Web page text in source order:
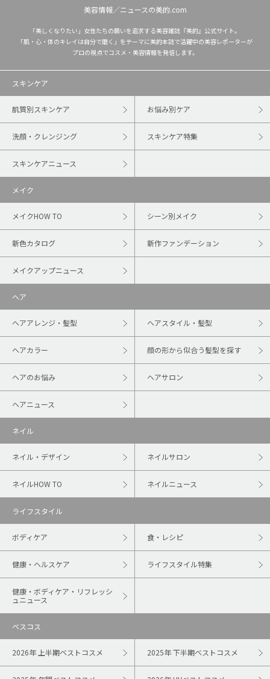
美容情報／ニュースの美的.com
「美しくなりたい」女性たちの願いを追求する美容雑誌『美的』公式サイト。
「肌・心・体のキレイは自分で磨く」をテーマに美的本誌で活躍中の美容レポーターが
プロの視点でコスメ・美容情報を発信します。
スキンケア
肌質別スキンケア お悩み別ケア
洗顔・クレンジング スキンケア特集
スキンケアニュース
メイク
メイクHOW TO シーン別メイク
新色カタログ 新作ファンデーション
メイクアップニュース
ヘア
ヘアアレンジ・髪型 ヘアスタイル・髪型
ヘアカラー 顔の形から似合う髪型を探す
ヘアのお悩み ヘアサロン
ヘアニュース
ネイル
ネイル・デザイン ネイルサロン
ネイルHOW TO ネイルニュース
ライフスタイル
ボディケア 食・レシピ
健康・ヘルスケア ライフスタイル特集
健康・ボディケア・リフレッシ
ュニュース
ベスコス
2026年 上半期ベストコスメ 2025年 下半期ベストコスメ